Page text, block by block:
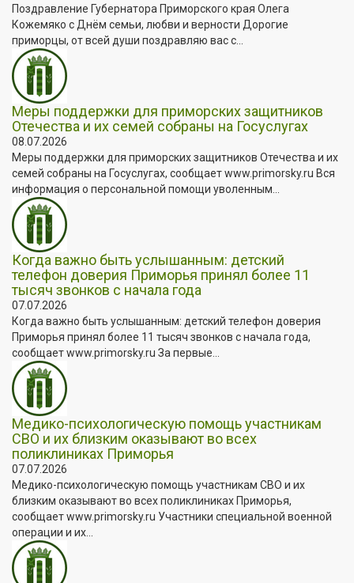
Поздравление Губернатора Приморского края Олега
Кожемяко с Днём семьи, любви и верности Дорогие
приморцы, от всей души поздравляю вас с...
Меры поддержки для приморских защитников
Отечества и их семей собраны на Госуслугах
08.07.2026
Меры поддержки для приморских защитников Отечества и их
семей собраны на Госуслугах, сообщает www.primorsky.ru Вся
информация о персональной помощи уволенным...
Когда важно быть услышанным: детский
телефон доверия Приморья принял более 11
тысяч звонков с начала года
07.07.2026
Когда важно быть услышанным: детский телефон доверия
Приморья принял более 11 тысяч звонков с начала года,
сообщает www.primorsky.ru За первые...
Медико-психологическую помощь участникам
СВО и их близким оказывают во всех
поликлиниках Приморья
07.07.2026
Медико-психологическую помощь участникам СВО и их
близким оказывают во всех поликлиниках Приморья,
сообщает www.primorsky.ru Участники специальной военной
операции и их...